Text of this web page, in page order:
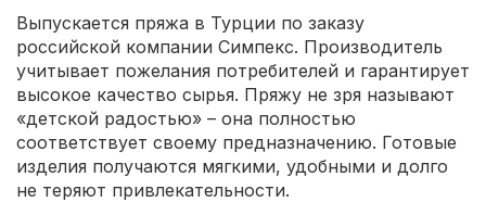
Выпускается пряжа в Турции по заказу
российской компании Симпекс. Производитель
учитывает пожелания потребителей и гарантирует
высокое качество сырья. Пряжу не зря называют
«детской радостью» – она полностью
соответствует своему предназначению. Готовые
изделия получаются мягкими, удобными и долго
не теряют привлекательности.